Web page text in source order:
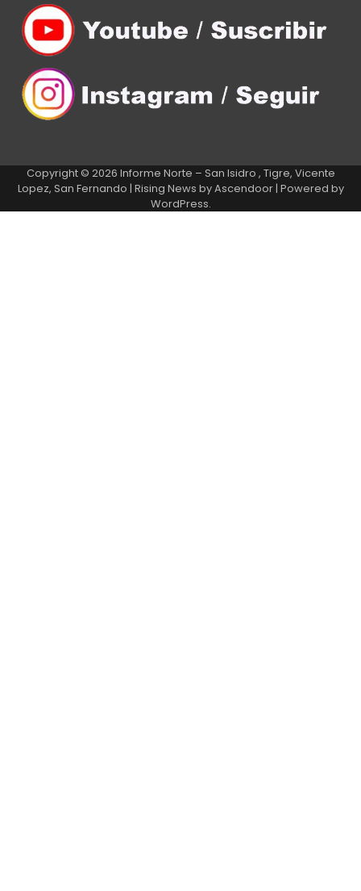
Copyright © 2026 Informe Norte – San Isidro , Tigre, Vicente
Lopez, San Fernando | Rising News byAscendoor| Powered by
WordPress.